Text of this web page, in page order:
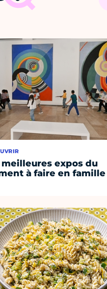
meilleures expos du
à faire en famille